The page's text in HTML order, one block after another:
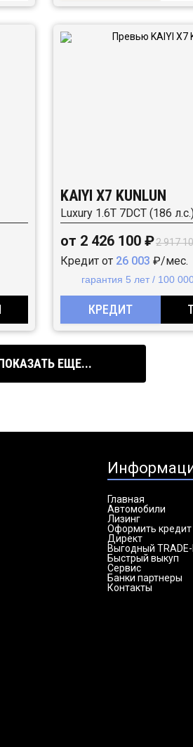
KAIYI X7 KUNLUN
Luxury 1.6T 7DCT (186
от 2 426 100 ₽2 917
Кредит от 26 003 ₽/мес.
гарантия 5 лет / 100
КРЕДИТ
ЕЩЕ...
Главная
Автомобили
Лизинг
Оформить кредит
Директ
Выгодный TRADE-
Быстрый выкуп
Сервис
Банки партнеры
Контакты